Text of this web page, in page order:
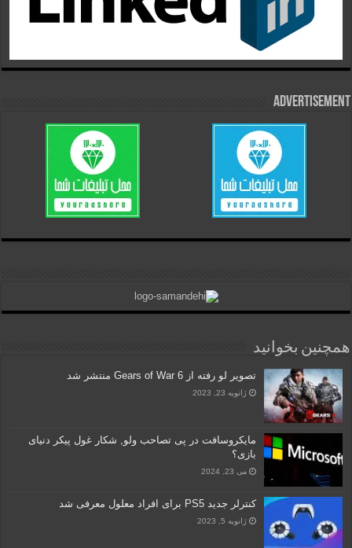
Advertisement
همچنین بخوانید
تصویر لو رفته از Gears of War 6 منتشر شد
ژانویه 23, 2023
مایکروسافت در پی تصاحب ولو, شکار غول پیکر دنیای
بازی؟
می 23, 2024
کنترلر جدید PS5 برای افراد معلول معرفی شد
ژانویه 5, 2023